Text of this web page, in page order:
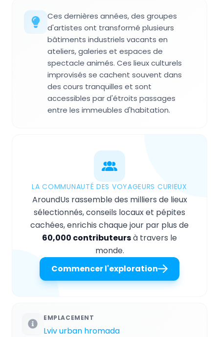
Ces dernières années, des groupes
d'artistes ont transformé plusieurs
bâtiments industriels vacants en
ateliers, galeries et espaces de
spectacle animés. Ces lieux culturels
improvisés se cachent souvent dans
des cours tranquilles et sont
accessibles par d'étroits passages
entre les immeubles d'habitation.
LA COMMUNAUTÉ DES VOYAGEURS CURIEUX
AroundUs rassemble des milliers de lieux
sélectionnés, conseils locaux et pépites
cachées, enrichis chaque jour par plus de
60,000 contributeursà travers le
monde.
Commencer l'exploration
EMPLACEMENT
Lviv urban hromada